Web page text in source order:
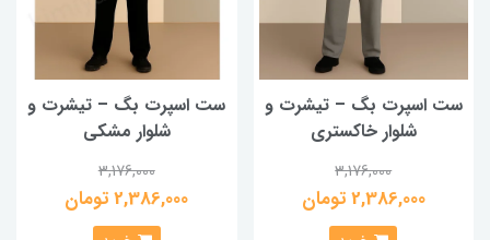
ست اسپرت بگ – تیشرت و
شلوار خاکستری
3,176,000
2,386,000 تومان
ست اسپرت بگ – تیشرت و
شلوار مشکی
3,176,000
2,386,000 تومان